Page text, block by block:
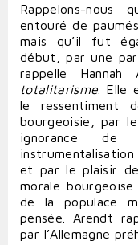
Rappelons-nous
entouré de
mais qu’il fut
début, par une
rappelle Hannah
totalitarisme .
le ressentiment
bourgeoisie, par
ignorance
et par le plaisir
morale
de la populace
pensée. Arendt
par l’Allemagne